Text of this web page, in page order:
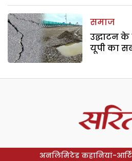
समाज
उद्घाटन के
यूपी का
अनलिमिटेड कहानियां-